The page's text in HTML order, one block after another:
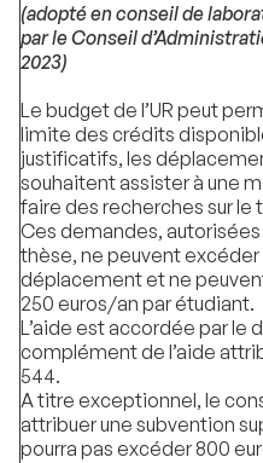
(adopté en conseil de
par le Conseil
2023)
Le budget de l’UR peut
limite des crédits
justificatifs, les
souhaitent assister à une
faire des recherches sur le
Ces demandes,
thèse, ne peuvent
déplacement et ne
250 euros/an par étudiant.
L’aide est accordée par le
complément de l’aide
544.
A titre exceptionnel, le
attribuer une subvention
pourra pas excéder 800